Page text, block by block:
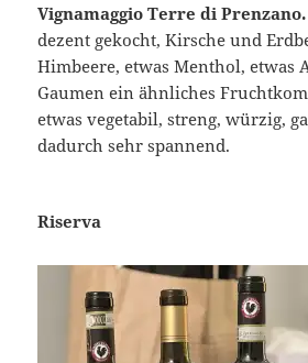
Vignamaggio Terre di Prenzano.
dezent gekocht, Kirsche und
Himbeere, etwas Menthol, etwas
Gaumen ein ähnliches
etwas vegetabil, streng, würzig,
dadurch sehr spannend.
Riserva